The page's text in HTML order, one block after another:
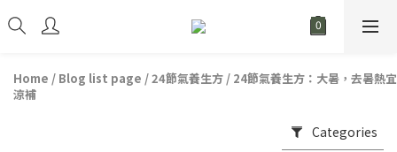
Home / Blog list page /24節氣養生方 / 24節氣養生方：大暑，去暑熱宜
涼補
Categories